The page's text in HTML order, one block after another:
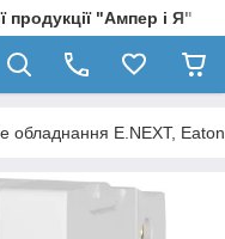
продукції "Ампер і Я"
обладнання E.NEXT, Eaton